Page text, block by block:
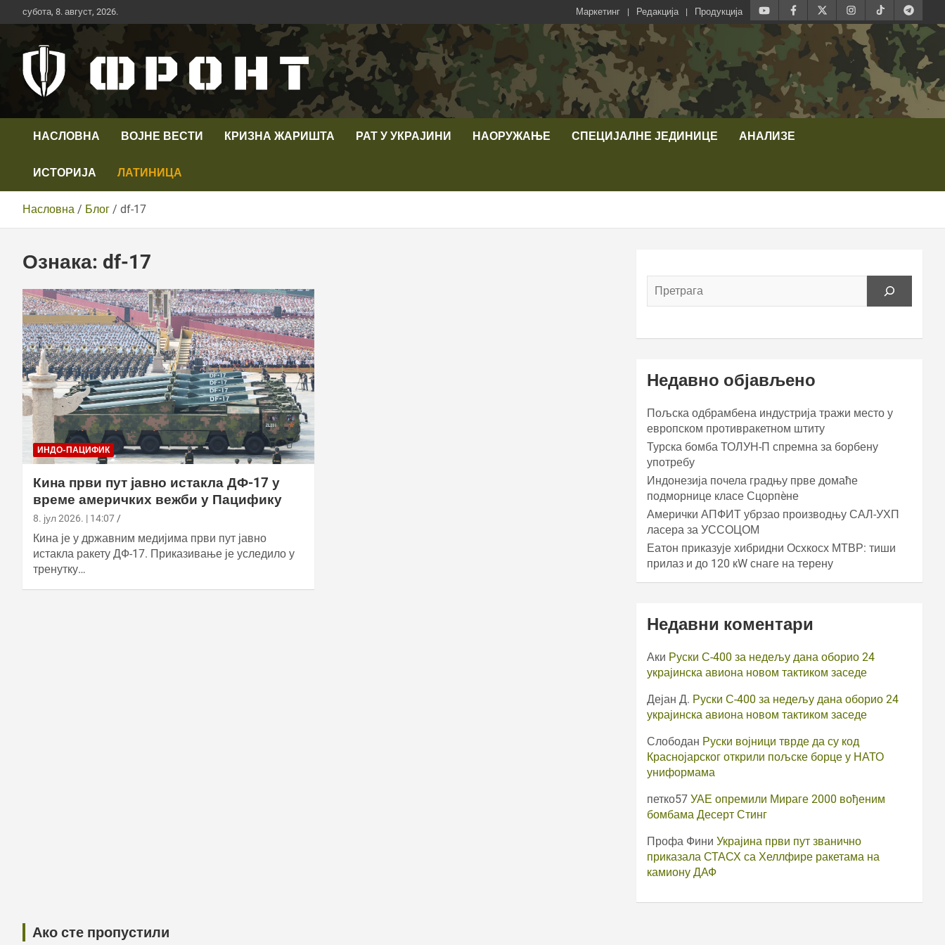
Скип
то
субота, 8. август, 2026. Маркетинг Редакција Продукција
Телевизија ФРОНТ
НАСЛОВНА ВОЈНЕ ВЕСТИ КРИЗНА ЖАРИШТА РАТ У УКРАЈИНИ НАОРУЖАЊЕ СПЕЦИЈАЛНЕ ЈЕДИНИЦЕ АНАЛИЗЕ
ИСТОРИЈА ЛАТИНИЦА
Насловна Блог df-17
Ознака: df-17
ИНДО-ПАЦИФИК
Кина први пут јавно истакла ДФ-17 у
време америчких вежби у Пацифику
8. јул 2026. | 14:07
Кина је у државним медијима први пут јавно
истакла ракету ДФ-17. Приказивање је уследило у
тренутку…
Недавно објављено
Пољска одбрамбена индустрија тражи место у
европском противракетном штиту
Турска бомба ТОЛУН-П спремна за борбену
употребу
Индонезија почела градњу прве домаће
подморнице класе Сцорпèне
Амерички АПФИТ убрзао производњу САЛ-УХП
ласера за УССОЦОМ
Еатон приказује хибридни Осхкосх МТВР: тиши
прилаз и до 120 кW снаге на терену
Недавни коментари
Аки Руски С-400 за недељу дана оборио 24
украјинска авиона новом тактиком заседе
Дејан Д. Руски С-400 за недељу дана оборио 24
украјинска авиона новом тактиком заседе
Слободан Руски војници тврде да су код
Краснојарског открили пољске борце у НАТО
униформама
петко57 УАЕ опремили Мираге 2000 вођеним
бомбама Десерт Стинг
Профа Фини Украјина први пут званично
приказала СТАСХ са Хеллфире ракетама на
камиону ДАФ
Ако сте пропустили